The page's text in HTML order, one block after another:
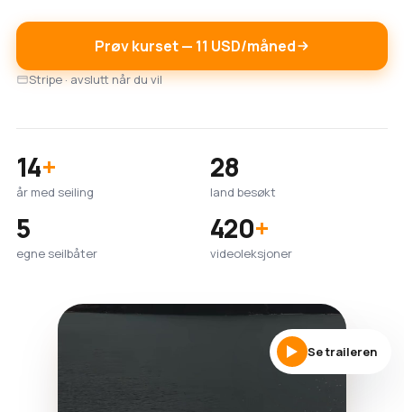
Prøv kurset — 11 USD/måned
Stripe · avslutt når du vil
14+
år med seiling
28
land besøkt
5
egne seilbåter
420+
videoleksjoner
Se traileren